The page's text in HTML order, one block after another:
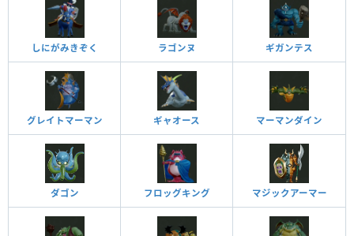
しにがみきぞく ラゴンヌ ギガンテス
グレイトマーマン ギャオース マーマンダイン
ダゴン フロッグキング マジックアーマー